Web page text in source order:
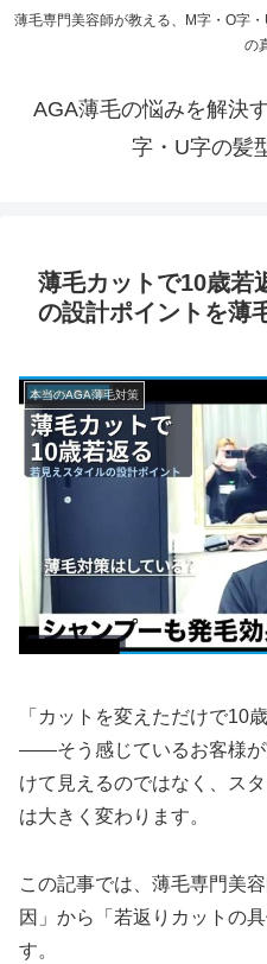
薄毛専門美容師が教える、M字・O字
の
AGA薄毛の悩みを解決
字・U字の髪
薄毛カットで10歳若
の設計ポイントを薄
本当のAGA薄毛対策
「カットを変えただけで10
——そう感じているお客様が
けて見えるのではなく、ス
は大きく変わります。
この記事では、薄毛専門美
因」から「若返りカットの
す。